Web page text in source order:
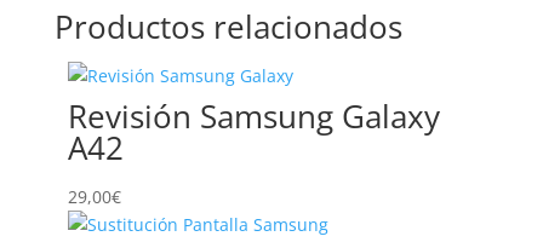
Productos relacionados
Revisión Samsung Galaxy
A42
29,00€